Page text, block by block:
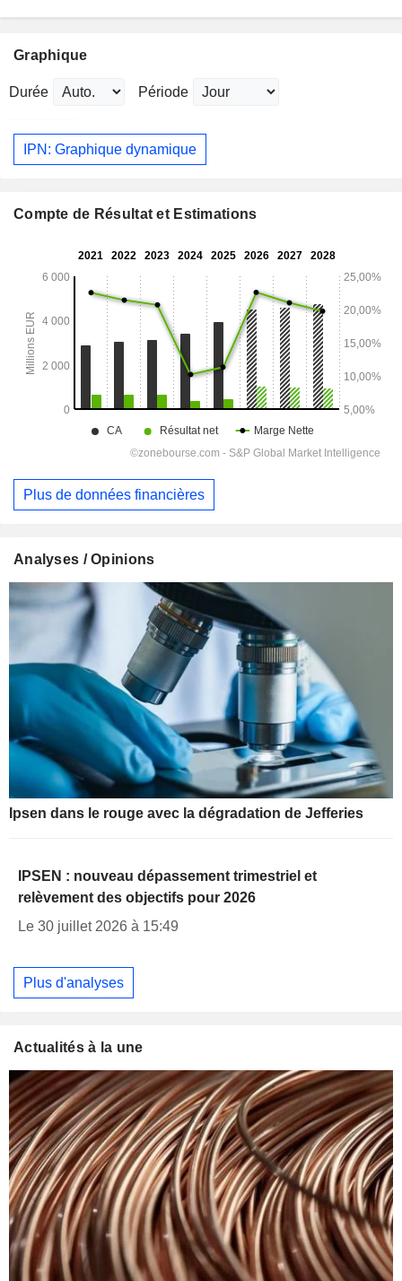
Graphique
Durée Période
IPN: Graphique dynamique
Compte de Résultat et Estimations
Plus de données financières
Analyses / Opinions
Ipsen dans le rouge avec la dégradation de Jefferies
IPSEN : nouveau dépassement trimestriel et
relèvement des objectifs pour 2026
Le 30 juillet 2026 à 15:49
Plus d'analyses
Actualités à la une